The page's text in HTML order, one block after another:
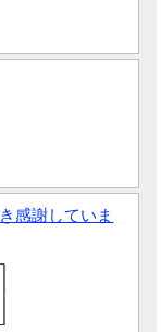
感謝していま